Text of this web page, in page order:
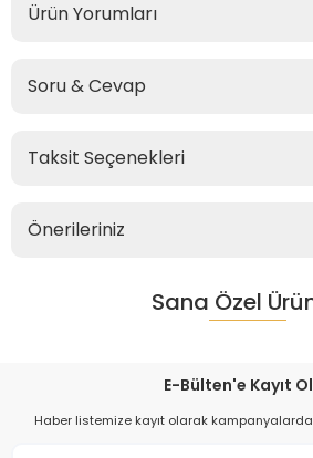
Ürün Yorumları
Soru & Cevap
Taksit Seçenekleri
Önerileriniz
Sana Özel
E-Bülten'e Kayıt
Haber listemize kayıt olarak